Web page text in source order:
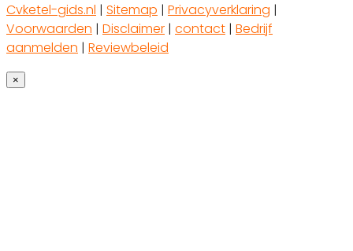
Cvketel-gids.nl | Sitemap | Privacyverklaring |
Voorwaarden | Disclaimer | contact | Bedrijf
aanmelden | Reviewbeleid
×